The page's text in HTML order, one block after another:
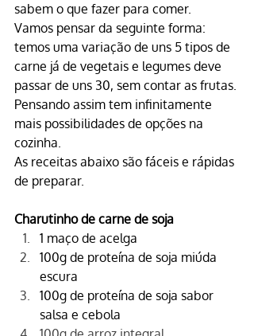
sabem o que fazer para comer.
Vamos pensar da seguinte forma:
temos uma variação de uns 5 tipos de
carne já de vegetais e legumes deve
passar de uns 30, sem contar as frutas.
Pensando assim tem infinitamente
mais possibilidades de opções na
cozinha.
As receitas abaixo são fáceis e rápidas
de preparar.
Charutinho de carne de soja
1 maço de acelga
100g de proteína de soja miúda
escura
100g de proteína de soja sabor
salsa e cebola